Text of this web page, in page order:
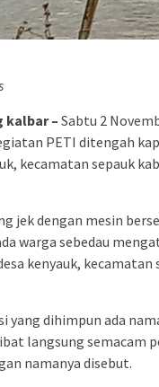
kalbar – Sabtu 2
PETI ditengah
kecamatan sepauk
jek dengan mesin
warga sebedau
kenyauk, kecamatan
yang dihimpun ada
langsung semacam
namanya disebut.